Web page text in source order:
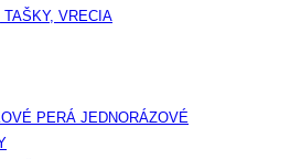
TAŠKY, VRECIA
PERÁ JEDNORÁZOVÉ